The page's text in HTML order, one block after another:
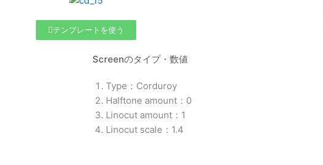
テンプレートを使う
Screenのタイプ・数値
Type：Corduroy
Halftone amount：0
Linocut amount：1
Linocut scale：1.4